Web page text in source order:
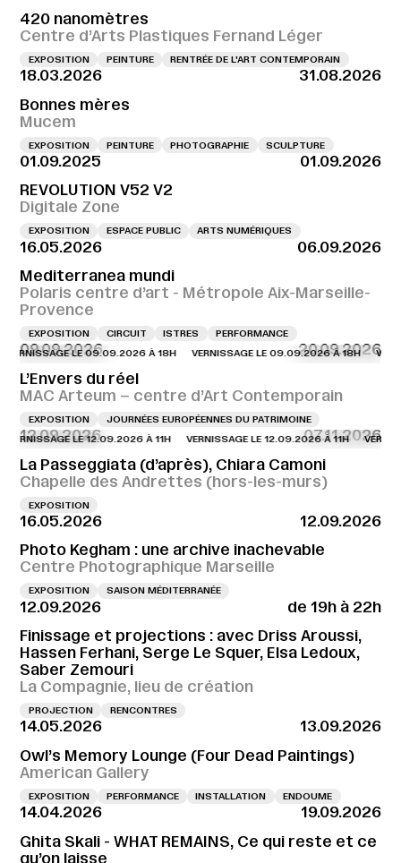
420 nanomètres
Centre d’Arts Plastiques Fernand Léger
EXPOSITION PEINTURE RENTRÉE DE L'ART CONTEMPORAIN
18.03.2026
31.08.2026
Bonnes mères
Mucem
EXPOSITION PEINTURE PHOTOGRAPHIE SCULPTURE
01.09.2025
01.09.2026
REVOLUTION V52 V2
Digitale Zone
EXPOSITION ESPACE PUBLIC ARTS NUMÉRIQUES
16.05.2026
06.09.2026
Mediterranea mundi
Polaris centre d’art - Métropole Aix-Marseille-
Provence
EXPOSITION CIRCUIT ISTRES PERFORMANCE
09.09.2026 20.09.2026
LE 09.09.2026 À 18H VERNISSAGE LE 09.09.2026 À 18H
L’Envers du réel
MAC Arteum – centre d’Art Contemporain
EXPOSITION JOURNÉES EUROPÉENNES DU PATRIMOINE
12.09.2026 07.11.2026
LE 12.09.2026 À 11H VERNISSAGE LE 12.09.2026 À 11H
La Passeggiata (d’après), Chiara Camoni
Chapelle des Andrettes (hors-les-murs)
EXPOSITION
16.05.2026
12.09.2026
Photo Kegham : une archive inachevable
Centre Photographique Marseille
EXPOSITION SAISON MÉDITERRANÉE
12.09.2026
de 19h à 22h
Finissage et projections : avec Driss Aroussi,
Hassen Ferhani, Serge Le Squer, Elsa Ledoux,
Saber Zemouri
La Compagnie, lieu de création
PROJECTION RENCONTRES
14.05.2026
13.09.2026
Owl’s Memory Lounge (Four Dead Paintings)
American Gallery
EXPOSITION PERFORMANCE INSTALLATION ENDOUME
14.04.2026
19.09.2026
Ghita Skali - WHAT REMAINS, Ce qui reste et ce
qu’on laisse